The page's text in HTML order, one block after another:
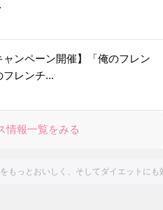
ャンペーン開催】「俺のフレン
レンチ...
情報一覧をみる
もっとおいしく、そしてダイエットに